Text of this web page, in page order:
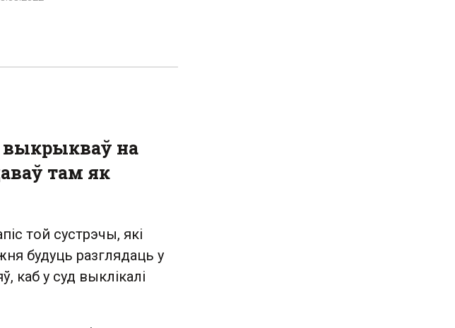
выкрыкваў на
там як
той сустрэчы, які
будуць разглядаць у
каб у суд выклікалі